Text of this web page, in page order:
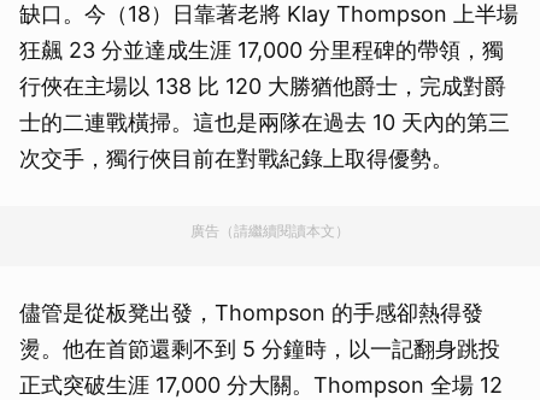
缺口。今（18）日靠著老將 Klay Thompson 上半場
狂飆 23 分並達成生涯 17,000 分里程碑的帶領，獨
行俠在主場以 138 比 120 大勝猶他爵士，完成對爵
士的二連戰橫掃。這也是兩隊在過去 10 天內的第三
次交手，獨行俠目前在對戰紀錄上取得優勢。
廣告（請繼續閱讀本文）
儘管是從板凳出發，Thompson 的手感卻熱得發
燙。他在首節還剩不到 5 分鐘時，以一記翻身跳投
正式突破生涯 17,000 分大關。Thompson 全場 12